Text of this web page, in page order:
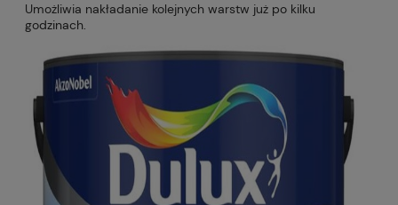
Umożliwia nakładanie kolejnych warstw już po kilku
godzinach.